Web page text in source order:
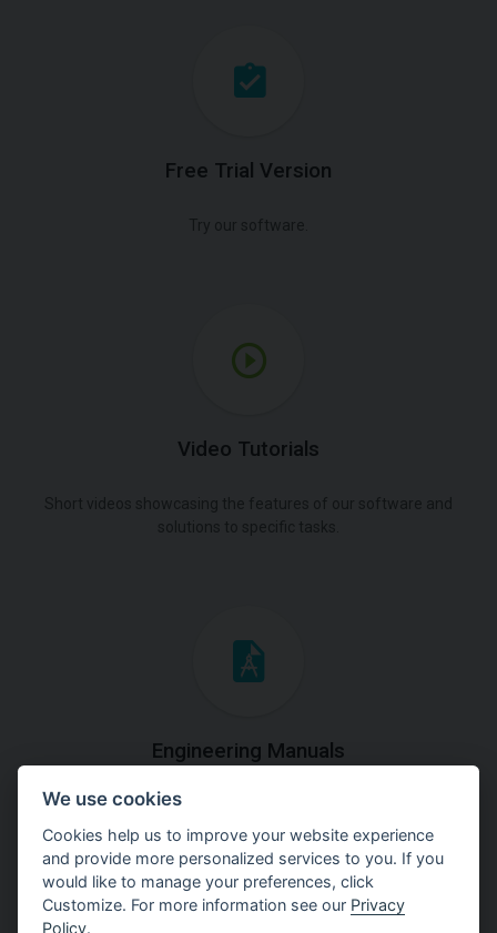
Free Trial Version
Video Tutorials
Engineering Manuals
Step by steps guides on how
to solve a specific tasks.
We use cookies
Cookies help us to improve your website experience
and provide more personalized services to you. If you
would like to manage your preferences, click
Customize. For more information see our Privacy
Policy.